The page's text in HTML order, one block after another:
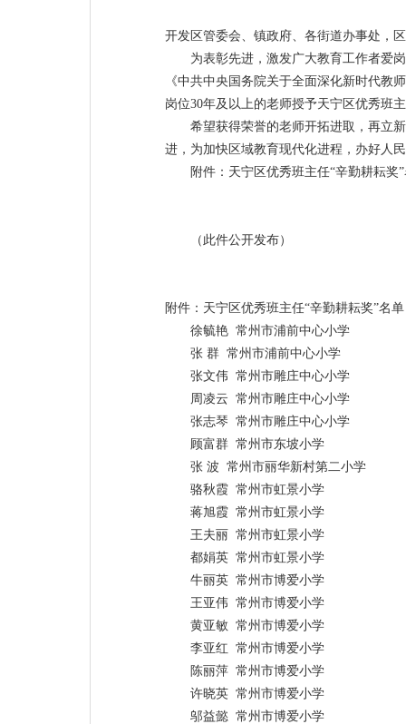
开发区管委会、镇政府、各街道办事处，
为表彰先进，激发广大教育工作者爱
《中共中央国务院关于全面深化新时代教
岗位30年及以上的老师授予天宁区优秀班
希望获得荣誉的老师开拓进取，再立
进，为加快区域教育现代化进程，办好人
附件：天宁区优秀班主任“辛勤耕耘奖
（此件公开发布）
附件： 天宁区优秀班主任“辛勤耕耘奖”名单
徐毓艳 常州市浦前中心小学
张 群 常州市浦前中心小学
张文伟 常州市雕庄中心小学
周凌云 常州市雕庄中心小学
张志琴 常州市雕庄中心小学
顾富群 常州市东坡小学
张 波 常州市丽华新村第二小学
骆秋霞 常州市虹景小学
蒋旭霞 常州市虹景小学
王夫丽 常州市虹景小学
都娟英 常州市虹景小学
牛丽英 常州市博爱小学
王亚伟 常州市博爱小学
黄亚敏 常州市博爱小学
李亚红 常州市博爱小学
陈丽萍 常州市博爱小学
许晓英 常州市博爱小学
邬益懿 常州市博爱小学